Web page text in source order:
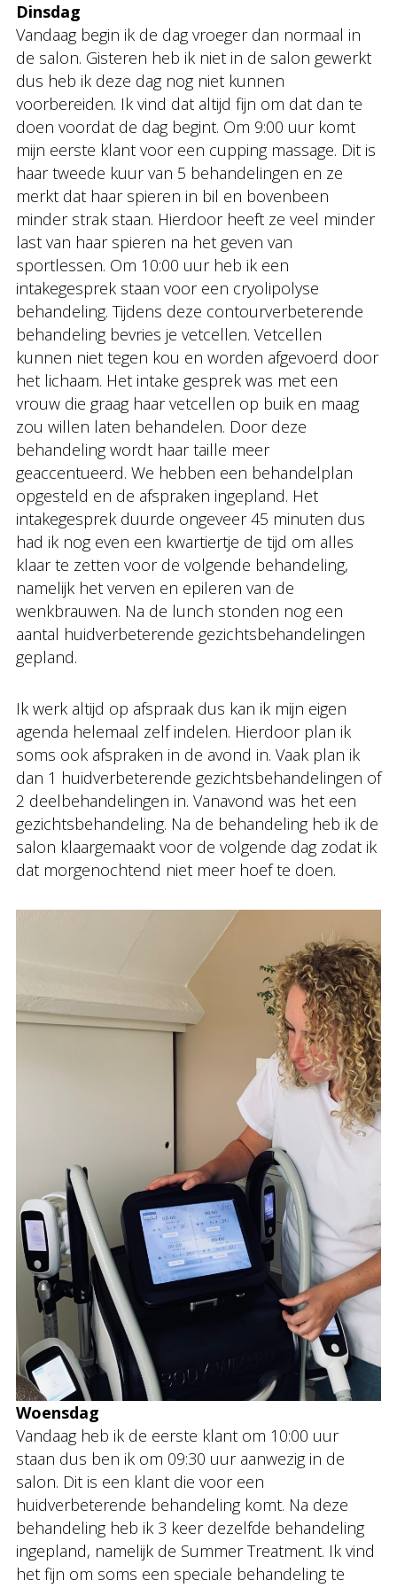
Dinsdag
Vandaag begin ik de dag vroeger dan normaal in
de salon. Gisteren heb ik niet in de salon gewerkt
dus heb ik deze dag nog niet kunnen
voorbereiden. Ik vind dat altijd fijn om dat dan te
doen voordat de dag begint. Om 9:00 uur komt
mijn eerste klant voor een cupping massage. Dit is
haar tweede kuur van 5 behandelingen en ze
merkt dat haar spieren in bil en bovenbeen
minder strak staan. Hierdoor heeft ze veel minder
last van haar spieren na het geven van
sportlessen. Om 10:00 uur heb ik een
intakegesprek staan voor een cryolipolyse
behandeling. Tijdens deze contourverbeterende
behandeling bevries je vetcellen. Vetcellen
kunnen niet tegen kou en worden afgevoerd door
het lichaam. Het intake gesprek was met een
vrouw die graag haar vetcellen op buik en maag
zou willen laten behandelen. Door deze
behandeling wordt haar taille meer
geaccentueerd. We hebben een behandelplan
opgesteld en de afspraken ingepland. Het
intakegesprek duurde ongeveer 45 minuten dus
had ik nog even een kwartiertje de tijd om alles
klaar te zetten voor de volgende behandeling,
namelijk het verven en epileren van de
wenkbrauwen. Na de lunch stonden nog een
aantal huidverbeterende gezichtsbehandelingen
gepland.
Ik werk altijd op afspraak dus kan ik mijn eigen
agenda helemaal zelf indelen. Hierdoor plan ik
soms ook afspraken in de avond in. Vaak plan ik
dan 1 huidverbeterende gezichtsbehandelingen of
2 deelbehandelingen in. Vanavond was het een
gezichtsbehandeling. Na de behandeling heb ik de
salon klaargemaakt voor de volgende dag zodat ik
dat morgenochtend niet meer hoef te doen.
Woensdag
Vandaag heb ik de eerste klant om 10:00 uur
staan dus ben ik om 09:30 uur aanwezig in de
salon. Dit is een klant die voor een
huidverbeterende behandeling komt. Na deze
behandeling heb ik 3 keer dezelfde behandeling
ingepland, namelijk de Summer Treatment. Ik vind
het fijn om soms een speciale behandeling te